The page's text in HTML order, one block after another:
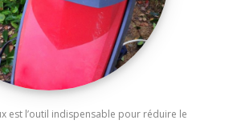
est l’outil indispensable pour réduire le